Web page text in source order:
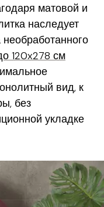
матовой и
наследует
120x278 см
вид, к
без
укладке